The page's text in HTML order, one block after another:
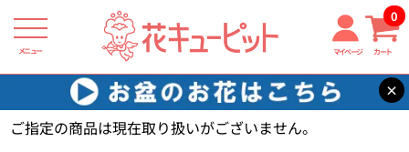
メニュー マイページ カート
0
×
花キューピット 【】
ご指定の商品は現在取り扱いがございません。